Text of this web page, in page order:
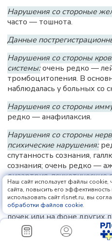
Нарушения со стороные
часто — тошнота.
Данные
Нарушения со стороны
системы:очень редко —
тромбоцитопения. В
наблюдалась у больных
Нарушения со стороны
редко — анафилаксия.
Нарушения со стороны
психические нарушения:
спутанность сознания,
сознания; очень редко —
дизартрия, психотические
энцефалопатия, кома.
симптомы, в основном,
наблюдаются у пациентов
почек или на фоне других
состояний. У взрослых
трансплантированным
Наш сайт использует файлы cookie,
сайта, повысить его
использовать сайт rlsnet.ru, вы
обработки файлов cookie.